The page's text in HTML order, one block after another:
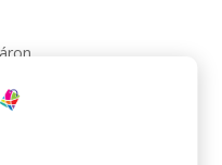
is: meríts további